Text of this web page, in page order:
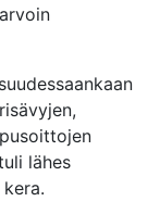
lähes